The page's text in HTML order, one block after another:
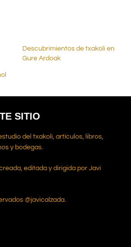
Descubrimientos de txakoli en
Gure Ardoak
SITIO
del txakoli, artículos, libros,
y bodegas.
editada y dirigida por Javi
@javicalzada.